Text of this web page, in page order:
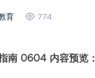
育 774
南 0604 内容预览：